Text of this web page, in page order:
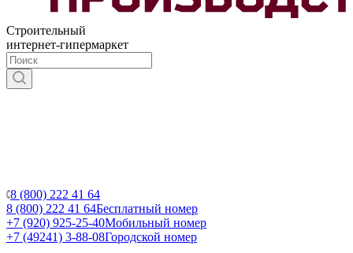
Строительный
интернет-гипермаркет
8 (800) 222 41 64
8 (800) 222 41 64Бесплатный номер
+7 (920) 925-25-40Мобильный номер
+7 (49241) 3-88-08Городской номер